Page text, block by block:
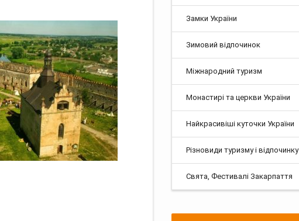
Замки України
Зимовий відпочинок
Міжнародний туризм
Монастирі та церкви України
Найкрасивіші куточки України
Різновиди туризму і відпочинку
Свята, Фестивалі Закарпаття